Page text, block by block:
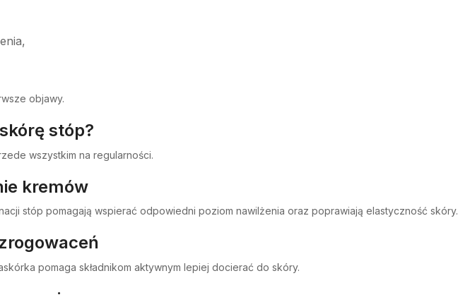
objawy.
stóp?
wszystkim na regularności.
kremów
stóp pomagają wspierać odpowiedni poziom nawilżenia oraz poprawiają elastyczność skóry.
pomaga składnikom aktywnym lepiej docierać do skóry.